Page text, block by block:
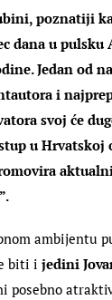
poznatiji
dana u pulsku
Jedan od
i
svoj će
u Hrvatskoj
ambijentu
biti i jedini
posebno